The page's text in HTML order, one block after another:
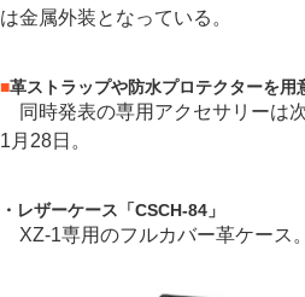
は金属外装となっている。
■革ストラップや防水プロテクターを用
同時発表の専用アクセサリーは
1月28日。
・レザーケース「CSCH-84」
XZ-1専用のフルカバー革ケース